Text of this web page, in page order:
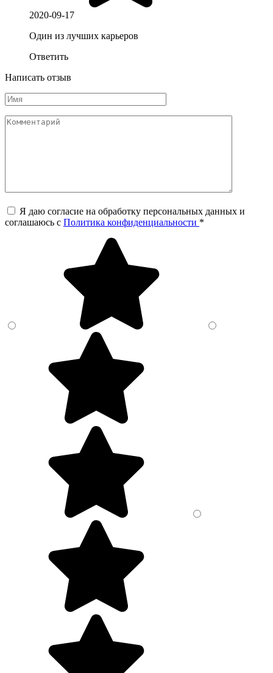
2020-09-17
Один из лучших карьеров
Ответить
Написать отзыв
Я даю согласие на обработку персональных данных и
соглашаюсь c Политика конфиденциальности *